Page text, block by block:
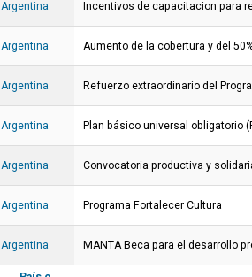
Argentina Incentivos de capacitacion para
Argentina Aumento de la cobertura y del
Argentina Refuerzo extraordinario del
Argentina Plan básico universal obligatorio
Argentina Convocatoria productiva y
Argentina Programa Fortalecer Cultura
Argentina MANTA Beca para el desarrollo